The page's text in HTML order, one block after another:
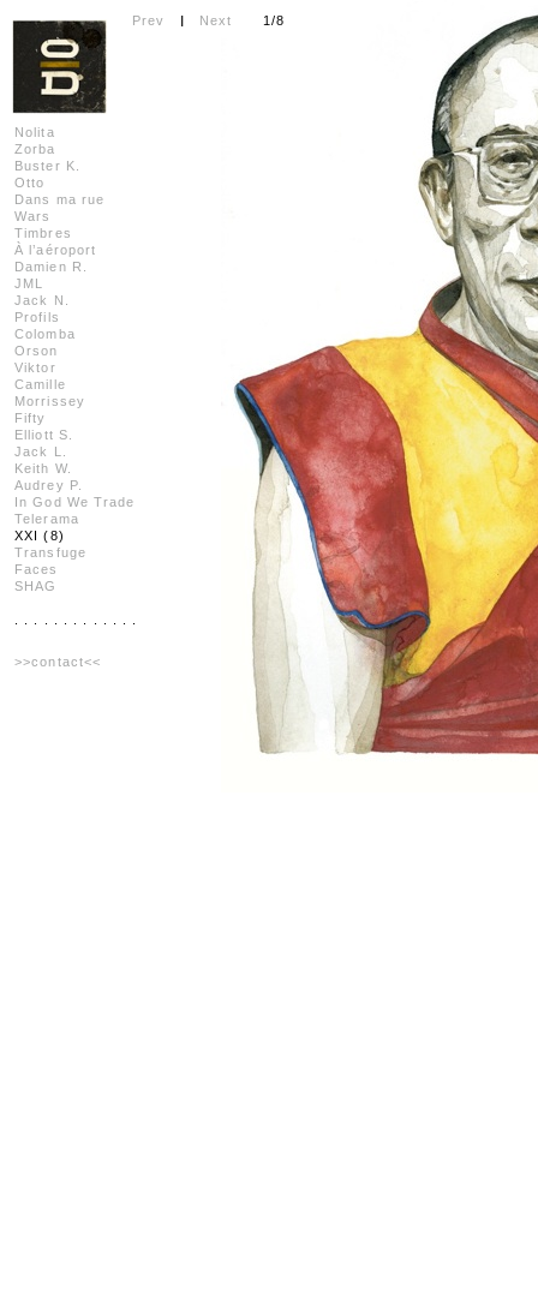
Prev Next 1/8
Nolita
Zorba
Buster K.
Otto
Dans ma rue
Wars
Timbres
À l’aéroport
Damien R.
JML
Jack N.
Profils
Colomba
Orson
Viktor
Camille
Morrissey
Fifty
Elliott S.
Jack L.
Keith W.
Audrey P.
In God We Trade
Telerama
XXI (8)
Transfuge
Faces
SHAG
>>contact<<